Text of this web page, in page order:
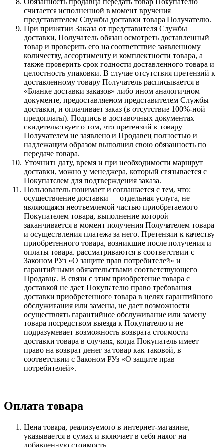
считается исполненной в момент вручения
представителем Службы доставки товара Получателю.
При принятии Заказа от представителя Службы
доставки, Получатель обязан осмотреть доставленный
товар и проверить его на соответствие заявленному
количеству, ассортименту и комплектности товара, а
также проверить срок годности доставленного товара и
целостность упаковки. В случае отсутствия претензий к
доставленному товару Получатель расписывается в
«Бланке доставки заказов» либо ином аналогичном
документе, предоставляемом представителем Службы
доставки, и оплачивает заказ (в отсутствие 100%-ной
предоплаты). Подпись в доставочных документах
свидетельствует о том, что претензий к товару
Получателем не заявлено и Продавец полностью и
надлежащим образом выполнил свою обязанность по
передаче товара.
Уточнить дату, время и при необходимости маршрут
доставки, можно у менеджера, который связывается с
Покупателем для подтверждения заказа.
Пользователь понимает и соглашается с тем, что:
осуществление доставки — отдельная услуга, не
являющаяся неотъемлемой частью приобретаемого
Покупателем товара, выполнение которой
заканчивается в момент получения Получателем товара
и осуществления платежа за него. Претензии к качеству
приобретенного товара, возникшие после получения и
оплаты товара, рассматриваются в соответствии с
Законом РУз «О защите прав потребителей» и
гарантийными обязательствами соответствующего
Продавца. В связи с этим приобретение товара с
доставкой не дает Покупателю право требования
доставки приобретенного товара в целях гарантийного
обслуживания или замены, не дает возможности
осуществлять гарантийное обслуживание или замену
товара посредством выезда к Покупателю и не
подразумевает возможность возврата стоимости
доставки товара в случаях, когда Покупатель имеет
право на возврат денег за товар как таковой, в
соответствии с Законом РУз «О защите прав
потребителей».
Оплата товара
Цена товара, реализуемого в интернет-магазине,
указывается в сумах и включает в себя налог на
добавленную стоимость.